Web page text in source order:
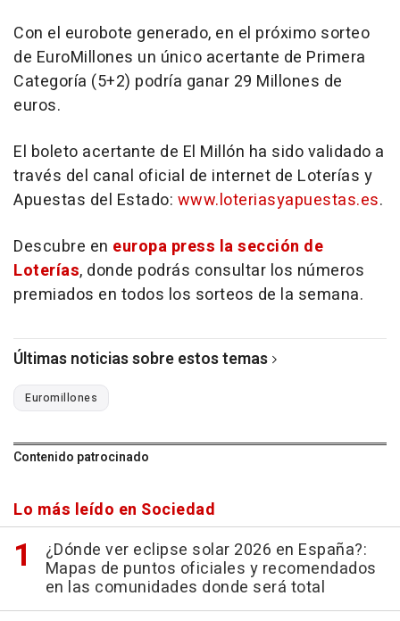
Con el eurobote generado, en el próximo sorteo
de EuroMillones un único acertante de Primera
Categoría (5+2) podría ganar 29 Millones de
euros.
El boleto acertante de El Millón ha sido validado a
través del canal oficial de internet de Loterías y
Apuestas del Estado: www.loteriasyapuestas.es.
Descubre en europa press la sección de
Loterías, donde podrás consultar los números
premiados en todos los sorteos de la semana.
Últimas noticias sobre estos temas
Euromillones
Contenido patrocinado
Lo más leído en Sociedad
¿Dónde ver eclipse solar 2026 en España?:
Mapas de puntos oficiales y recomendados
en las comunidades donde será total